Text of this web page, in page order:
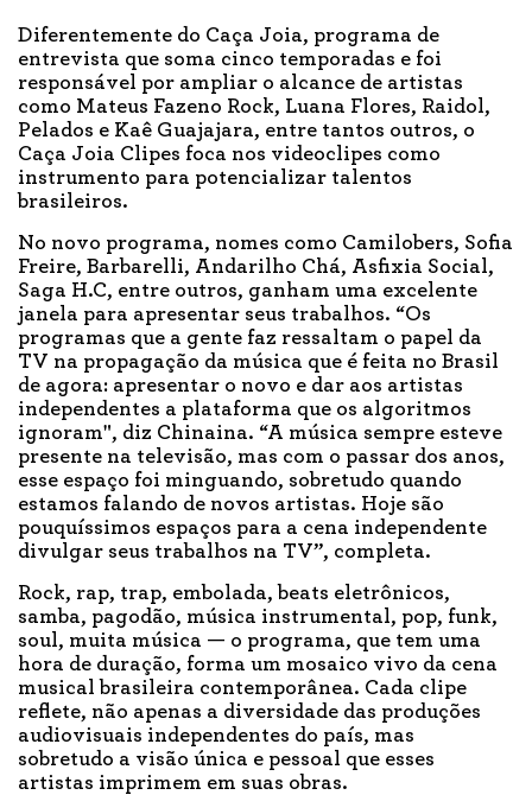
Diferentemente do Caça Joia, programa de
entrevista que soma cinco temporadas e foi
responsável por ampliar o alcance de artistas
como Mateus Fazeno Rock, Luana Flores, Raidol,
Pelados e Kaê Guajajara, entre tantos outros, o
Caça Joia Clipes foca nos videoclipes como
instrumento para potencializar talentos
brasileiros.
No novo programa, nomes como Camilobers, Sofia
Freire, Barbarelli, Andarilho Chá, Asfixia Social,
Saga H.C, entre outros, ganham uma excelente
janela para apresentar seus trabalhos. “Os
programas que a gente faz ressaltam o papel da
TV na propagação da música que é feita no Brasil
de agora: apresentar o novo e dar aos artistas
independentes a plataforma que os algoritmos
ignoram", diz Chinaina. “A música sempre esteve
presente na televisão, mas com o passar dos anos,
esse espaço foi minguando, sobretudo quando
estamos falando de novos artistas. Hoje são
pouquíssimos espaços para a cena independente
divulgar seus trabalhos na TV”, completa.
Rock, rap, trap, embolada, beats eletrônicos,
samba, pagodão, música instrumental, pop, funk,
soul, muita música — o programa, que tem uma
hora de duração, forma um mosaico vivo da cena
musical brasileira contemporânea. Cada clipe
reflete, não apenas a diversidade das produções
audiovisuais independentes do país, mas
sobretudo a visão única e pessoal que esses
artistas imprimem em suas obras.